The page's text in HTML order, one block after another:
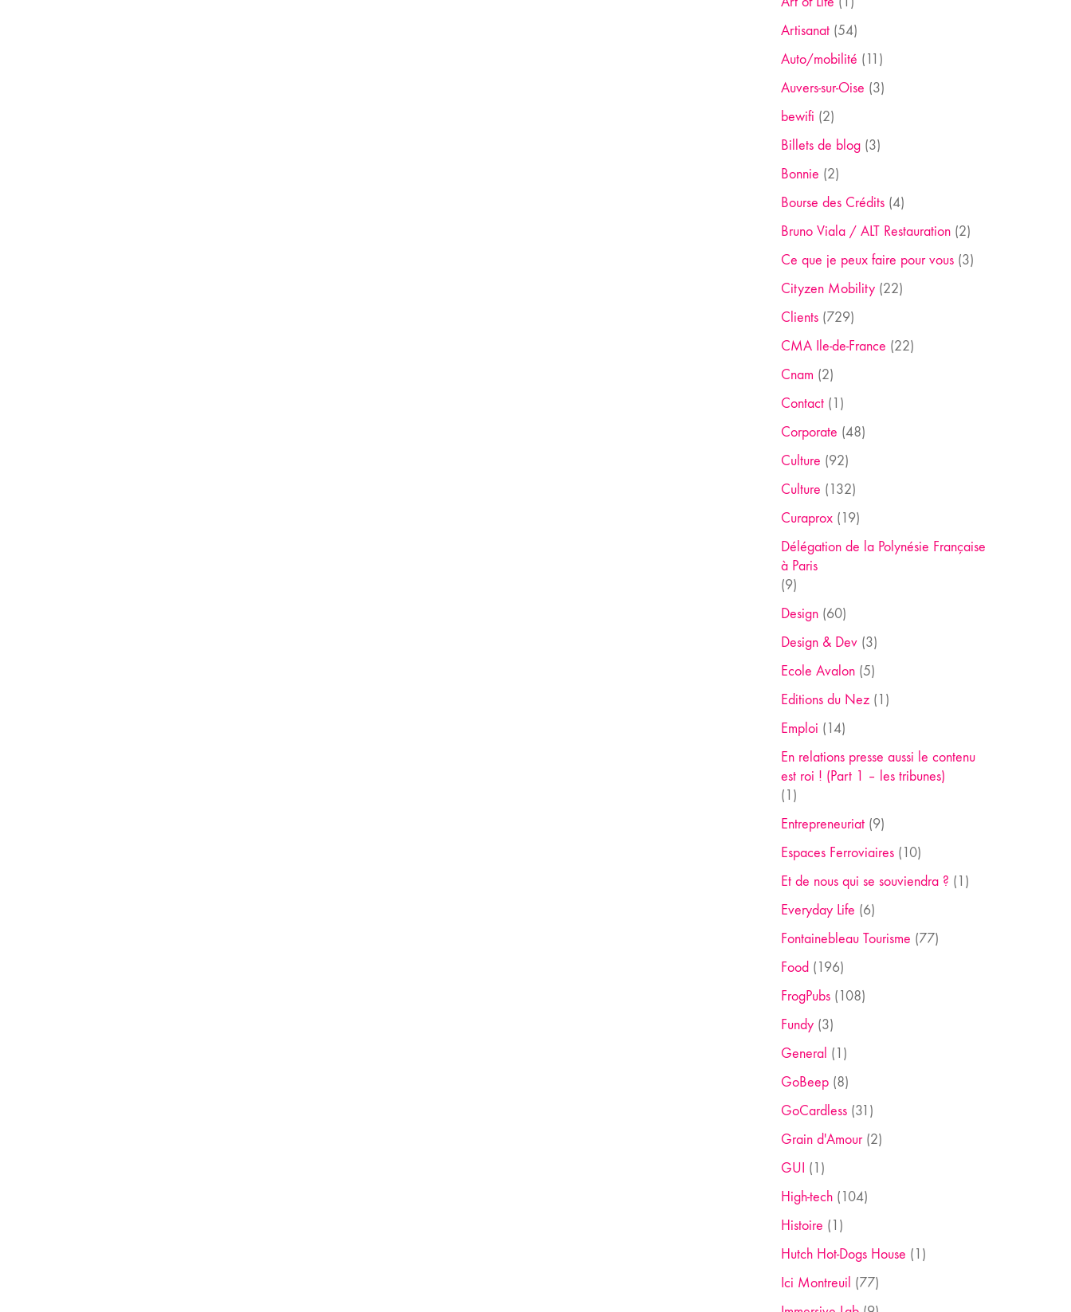
Artisanat(54)
Auto/mobilité (11)
Auvers-sur-Oise (3)
bewifi (2)
Billets de blog(3)
Bonnie (2)
Bourse des Crédits(4)
Bruno Viala / ALT Restauration(2)
Ce que je peux faire pour vous(3)
Cityzen Mobility(22)
Clients(729)
CMA Ile-de-France (22)
Cnam (2)
Contact(1)
Corporate (48)
Culture (92)
Culture (132)
Curaprox(19)
Délégation de la Polynésie Française
à Paris
(9)
Design(60)
Design & Dev(3)
Ecole Avalon(5)
Editions du Nez(1)
Emploi (14)
En relations presse aussi le contenu
est roi ! (Part 1 – les tribunes)
(1)
Entrepreneuriat(9)
Espaces Ferroviaires(10)
Et de nous qui se souviendra ? (1)
Everyday Life (6)
Fontainebleau Tourisme (77)
Food (196)
FrogPubs(108)
Fundy(3)
General (1)
GoBeep(8)
GoCardless(31)
Grain d'Amour(2)
GUI (1)
High-tech(104)
Histoire (1)
Hutch Hot-Dogs House (1)
Ici Montreuil (77)